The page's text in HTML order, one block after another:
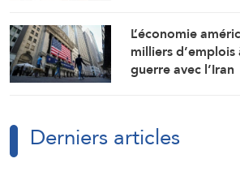
L’économie
milliers d’emplois
guerre avec l’Iran
Derniers articles